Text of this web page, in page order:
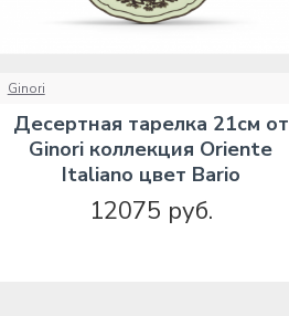
Ginori
Десертная тарелка 21см от
Ginori коллекция Oriente
Italiano цвет Bario
12075 руб.